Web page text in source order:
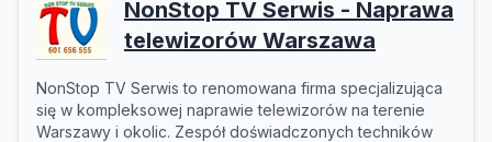
NonStop TV Serwis - Naprawa
telewizorów Warszawa
NonStop TV Serwis to renomowana firma specjalizująca
się w kompleksowej naprawie telewizorów na terenie
Warszawy i okolic. Zespół doświadczonych techników